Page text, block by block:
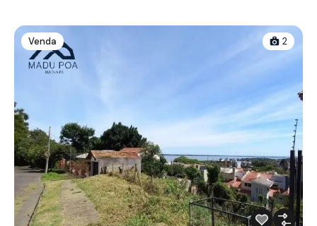
Venda 2